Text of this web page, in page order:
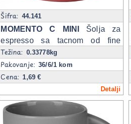
Šifra: 44.141
MOMENTO C MINI
Šolja za
espresso sa tacnom od fine
keramike, 100 ml
Težina: 0.33778kg
Pakovanje:36/6/1 kom
Cena: 1,69 €
Detalji